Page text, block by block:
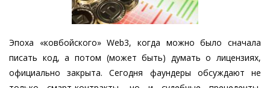
Эпоха «ковбойского» Web3, когда можно было сначала
писать код, а потом (может быть) думать о лицензиях,
официально закрыта. Сегодня фаундеры обсуждают не